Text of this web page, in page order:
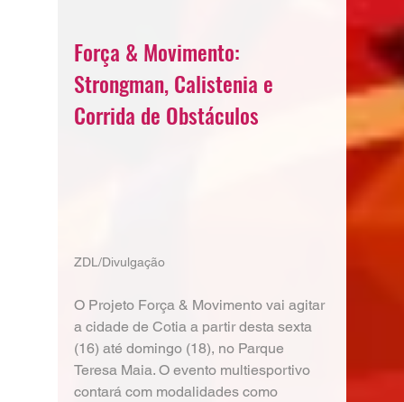
Força & Movimento:
Strongman, Calistenia e
Corrida de Obstáculos
ZDL/Divulgação
O Projeto Força & Movimento vai agitar
a cidade de Cotia a partir desta sexta
(16) até domingo (18), no Parque
Teresa Maia. O evento multiesportivo
contará com modalidades como